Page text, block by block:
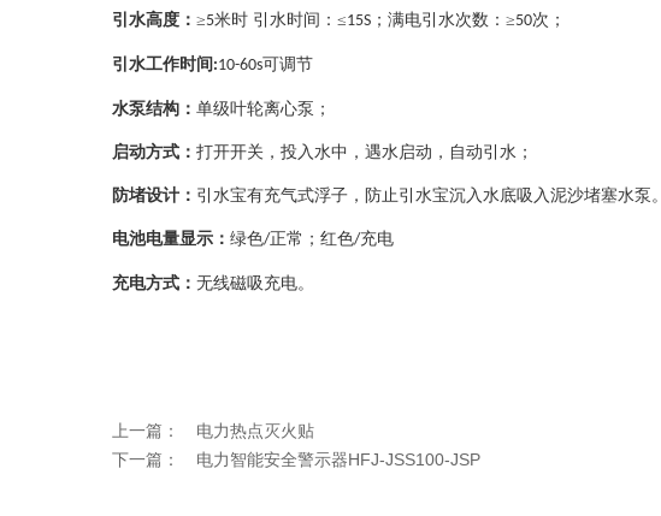
引水高度： ≥5米时 引水时间：≤15S ；满电引水次数：≥50次；
引水工作时间 :10-60s可调节
水泵结构： 单级叶轮离心泵；
启动方式： 打开开关 ，投入水中，遇水启动，自动引水；
防堵设计： 引水宝有充气式浮子，防止引水宝沉入水底吸入泥沙堵塞水泵。
电池电量显示： 绿色/正常；红色/充电
充电方式： 无线磁吸充电。
上一篇：
电力热点灭火贴
下一篇：
电力智能安全警示器HFJ-JSS100-JSP